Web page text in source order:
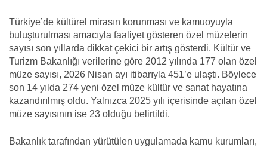
Türkiye’de kültürel mirasın korunması ve kamuoyuyla
buluşturulması amacıyla faaliyet gösteren özel müzelerin
sayısı son yıllarda dikkat çekici bir artış gösterdi. Kültür ve
Turizm Bakanlığı verilerine göre 2012 yılında 177 olan özel
müze sayısı, 2026 Nisan ayı itibarıyla 451’e ulaştı. Böylece
son 14 yılda 274 yeni özel müze kültür ve sanat hayatına
kazandırılmış oldu. Yalnızca 2025 yılı içerisinde açılan özel
müze sayısının ise 23 olduğu belirtildi.
Bakanlık tarafından yürütülen uygulamada kamu kurumları,